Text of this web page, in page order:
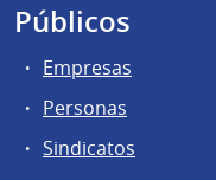
Públicos
Empresas
Personas
Sindicatos